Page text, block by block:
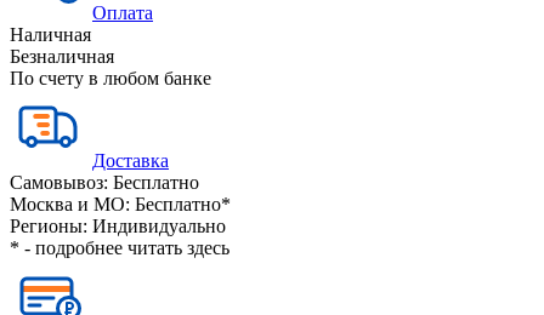
Оплата
Наличная
Безналичная
По счету в любом банке
Доставка
Самовывоз: Бесплатно
Москва и МО: Бесплатно*
Регионы: Индивидуально
* - подробнее читать здесь